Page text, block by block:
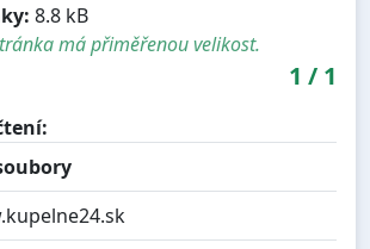
8.8 kB
má přiměřenou velikost.
1 / 1